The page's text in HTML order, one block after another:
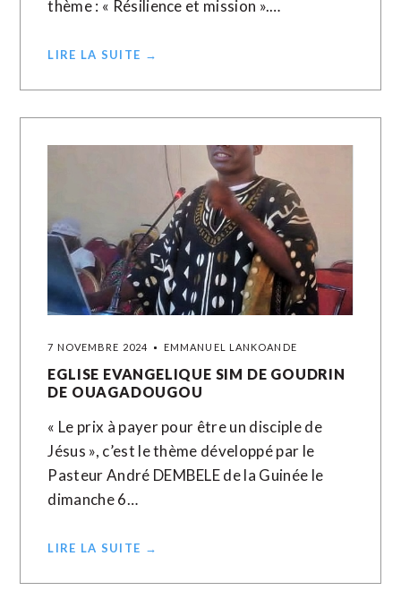
thème : « Résilience et mission ».…
LIRE LA SUITE →
7 NOVEMBRE 2024 EMMANUEL LANKOANDE
EGLISE EVANGELIQUE SIM DE GOUDRIN
DE OUAGADOUGOU
« Le prix à payer pour être un disciple de
Jésus », c’est le thème développé par le
Pasteur André DEMBELE de la Guinée le
dimanche 6…
LIRE LA SUITE →